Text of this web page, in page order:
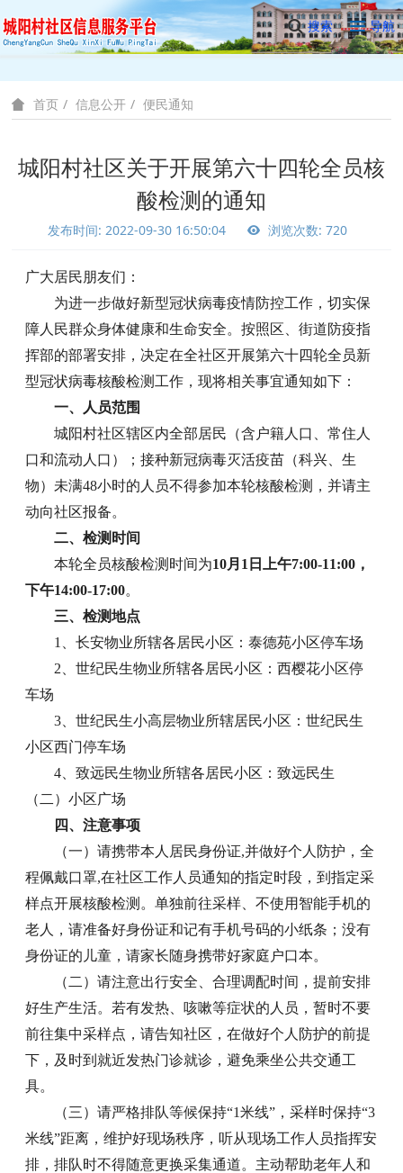
搜索 导航
首页 信息公开 便民通知
城阳村社区关于开展第六十四轮全员核
酸检测的通知
发布时间: 2022-09-30 16:50:04 浏览次数: 720
广大居民朋友们：
为进一步做好新型冠状病毒疫情防控工作，切实保
障人民群众身体健康和生命安全。按照区、街道防疫指
挥部的部署安排，决定在全社区开展第六十四轮全员新
型冠状病毒核酸检测工作，现将相关事宜通知如下：
一、人员范围
城阳村社区辖区内全部居民（含户籍人口、常住人
口和流动人口）；接种新冠病毒灭活疫苗（科兴、生
物）未满48小时的人员不得参加本轮核酸检测，并请主
动向社区报备。
二、检测时间
本轮全员核酸检测时间为10月1日上午7:00-11:00，
下午14:00-17:00。
三、检测地点
1、长安物业所辖各居民小区：泰德苑小区停车场
2、世纪民生物业所辖各居民小区：西樱花小区停
车场
3、世纪民生小高层物业所辖居民小区：世纪民生
小区西门停车场
4、致远民生物业所辖各居民小区：致远民生
（二）小区广场
四、注意事项
（一）请携带本人居民身份证,并做好个人防护，全
程佩戴口罩,在社区工作人员通知的指定时段，到指定采
样点开展核酸检测。单独前往采样、不使用智能手机的
老人，请准备好身份证和记有手机号码的小纸条；没有
身份证的儿童，请家长随身携带好家庭户口本。
（二）请注意出行安全、合理调配时间，提前安排
好生产生活。若有发热、咳嗽等症状的人员，暂时不要
前往集中采样点，请告知社区，在做好个人防护的前提
下，及时到就近发热门诊就诊，避免乘坐公共交通工
具。
（三）请严格排队等候保持“1米线”，采样时保持“3
米线”距离，维护好现场秩序，听从现场工作人员指挥安
排，排队时不得随意更换采集通道。主动帮助老年人和